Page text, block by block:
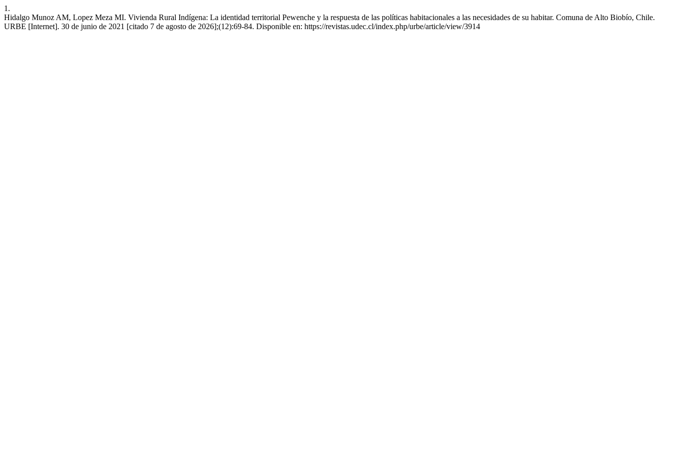
1.
Hidalgo Munoz AM, Lopez Meza MI. Vivienda Rural Indígena: La identidad territorial Pewenche y la respuesta de las políticas habitacionales a las necesidades de su habitar. Comuna de Alto Biobío, Chile.
URBE [Internet]. 30 de junio de 2021 [citado 7 de agosto de 2026];(12):69-84. Disponible en: https://revistas.udec.cl/index.php/urbe/article/view/3914